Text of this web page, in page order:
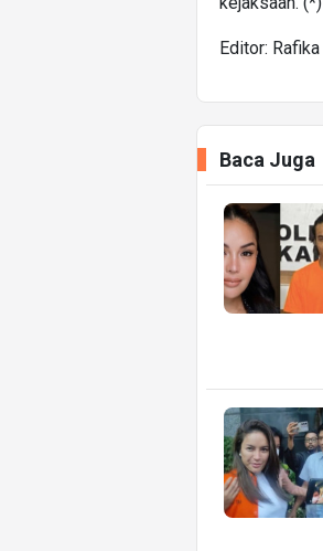
Editor: Rafika
Baca Juga